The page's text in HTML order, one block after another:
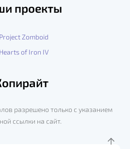
проекты
Project Zomboid
Hearts of Iron IV
разрешено только с указанием
ссылки на сайт.